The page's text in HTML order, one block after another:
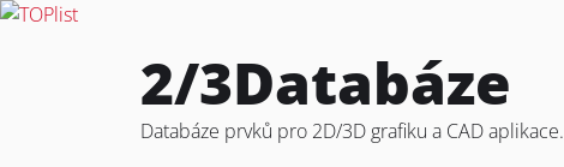
2/3Databáze
Databáze prvků pro 2D/3D grafiku a CAD aplikace.